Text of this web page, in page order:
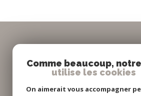
Comme beaucoup,
utilise les cookies
On aimerait vous accompagner